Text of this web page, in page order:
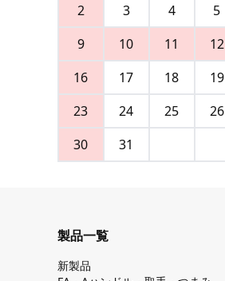
2
3 4 5
9
10 11 12
16
17 18 19
23
24 25 26
30
31
製品一覧
新製品